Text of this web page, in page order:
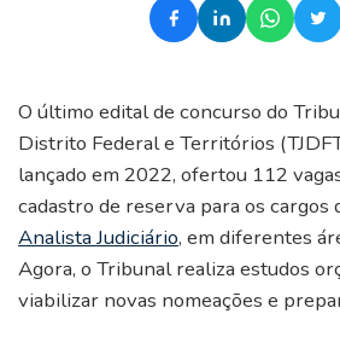
O último edital de concurso do
Distrito Federal e Territórios
lançado em 2022, ofertou 112
cadastro de reserva para os cargos
Analista Judiciário, em diferentes
Agora, o Tribunal realiza estudos
viabilizar novas nomeações e